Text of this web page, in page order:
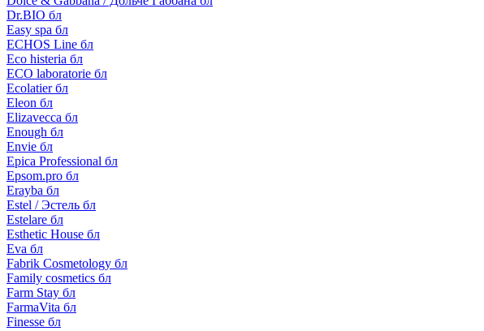
Dr.BIO бл
Easy spa бл
ECHOS Line бл
Eco histeria бл
ECO laboratorie бл
Ecolatier бл
Eleon бл
Elizavecca бл
Enough бл
Envie бл
Epica Professional бл
Epsom.pro бл
Erayba бл
Estel / Эстель бл
Estelare бл
Esthetic House бл
Eva бл
Fabrik Cosmetology бл
Family cosmetics бл
Farm Stay бл
FarmaVita бл
Finesse бл